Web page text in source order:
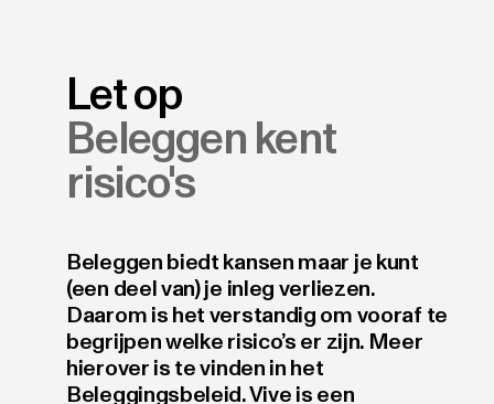
Let op
Beleggen kent
risico's
Beleggen biedt kansen maar je kunt
(een deel van) je inleg verliezen.
Daarom is het verstandig om vooraf te
begrijpen welke risico’s er zijn. Meer
hierover is te vinden in het
Beleggingsbeleid. Vive is een